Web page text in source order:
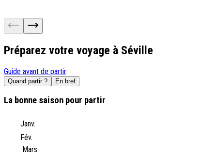
Préparez votre voyage à Séville
Guide avant de partir
Quand partir ? En bref
La bonne saison pour partir
Janv.
Fév.
Mars